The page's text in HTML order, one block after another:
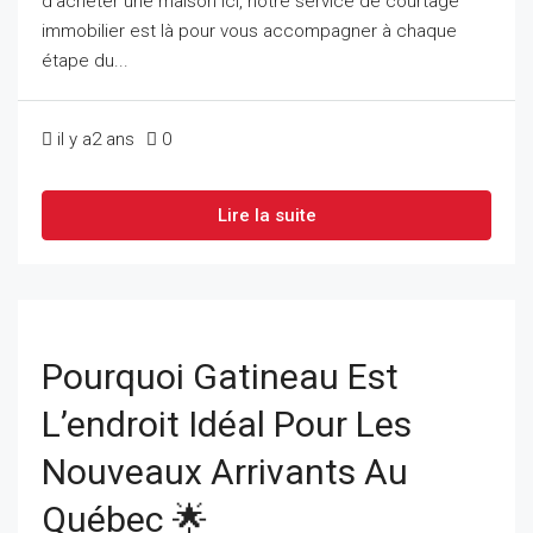
immobilier est là pour vous accompagner à chaque
étape du...
il y a2 ans 0
Lire la suite
Pourquoi Gatineau Est
L’endroit Idéal Pour Les
Nouveaux Arrivants Au
Québec 🌟